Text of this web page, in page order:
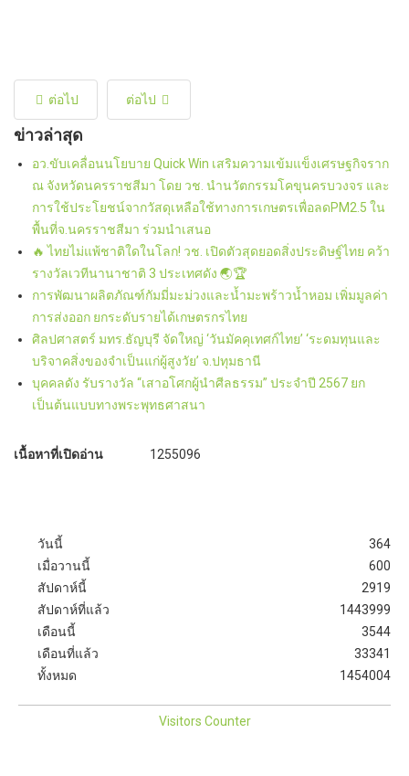
ต่อไป ต่อไป
ข่าวล่าสุด
อว.ขับเคลื่อนนโยบาย Quick Win เสริมความเข้มแข็งเศรษฐกิจราก
ณ จังหวัดนครราชสีมา โดย วช. นำนวัตกรรมโคขุนครบวงจร และ
การใช้ประโยชน์จากวัสดุเหลือใช้ทางการเกษตรเพื่อลดPM2.5 ใน
พื้นที่จ.นครราชสีมา ร่วมนำเสนอ
🔥 ไทยไม่แพ้ชาติใดในโลก! วช. เปิดตัวสุดยอดสิ่งประดิษฐ์ไทย คว้า
รางวัลเวทีนานาชาติ 3 ประเทศดัง 🌏🏆
การพัฒนาผลิตภัณฑ์กัมมี่มะม่วงและน้ำมะพร้าวน้ำหอม เพิ่มมูลค่า
การส่งออก ยกระดับรายได้เกษตรกรไทย
ศิลปศาสตร์ มทร.ธัญบุรี จัดใหญ่ ‘วันมัคคุเทศก์ไทย’ ‘ระดมทุนและ
บริจาคสิ่งของจำเป็นแก่ผู้สูงวัย’ จ.ปทุมธานี
บุคคลดัง รับรางวัล “เสาอโศกผู้นำศีลธรรม” ประจำปี 2567 ยก
เป็นต้นแบบทางพระพุทธศาสนา
เนื้อหาที่เปิดอ่าน 1255096
วันนี้
เมื่อวานนี้
สัปดาห์นี้
สัปดาห์ที่แล้ว
เดือนนี้
เดือนที่แล้ว
ทั้งหมด
364
600
2919
1443999
3544
33341
1454004
Visitors Counter